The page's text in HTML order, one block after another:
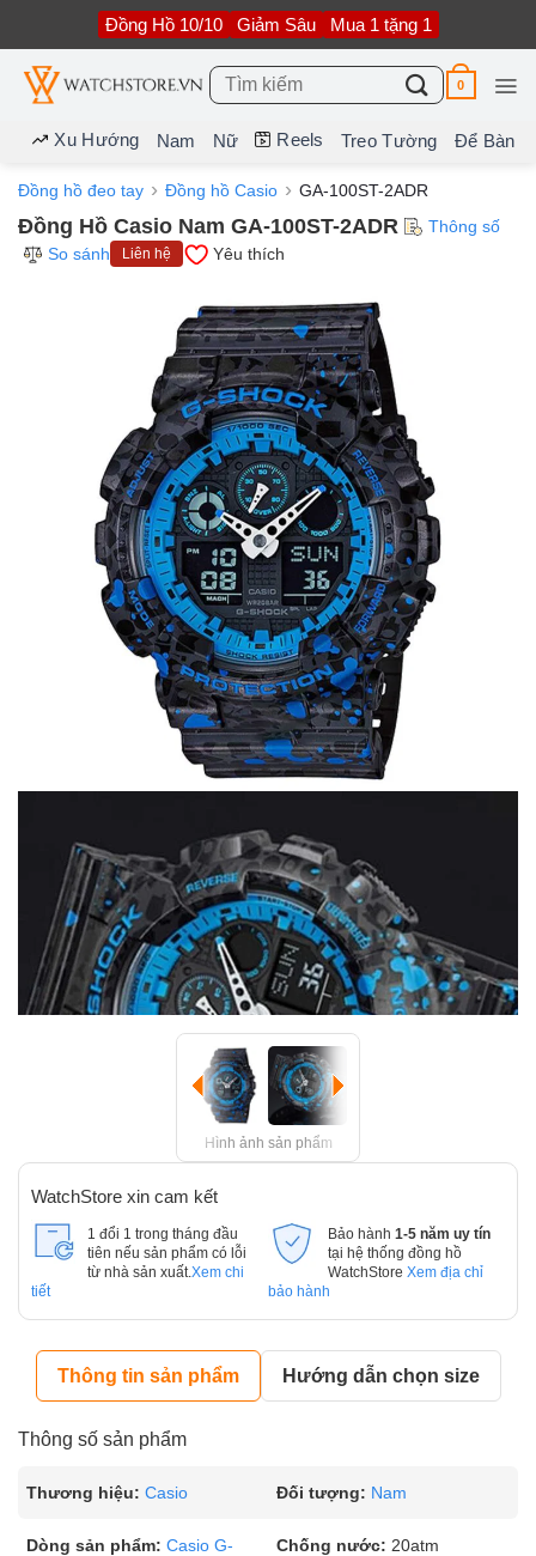
nội
dung
Đồng Hồ 10/10 Giảm Sâu Mua 1 tặng 1
Tìm
kiếm:
0
Xu Hướng Nam Nữ Reels Treo Tường Để Bàn
Đồng hồ đeo tay Đồng hồ Casio GA-100ST-2ADR
Đồng Hồ Casio Nam GA-100ST-2ADR
Thông số
So sánh
Liên hệ Yêu thích
Hình ảnh sản phẩm
WatchStore xin cam kết
1 đổi 1 trong tháng đầu
tiên nếu sản phẩm có lỗi
từ nhà sản xuất. Xem chi
tiết
Bảo hành 1-5 năm uy tín
tại hệ thống đồng hồ
WatchStore Xem địa chỉ
bảo hành
Thông tin sản phẩm Hướng dẫn chọn size
Thông số sản phẩm
Thương hiệu: Casio Đối tượng: Nam
Dòng sản phẩm: Casio G-
Chống nước: 20atm